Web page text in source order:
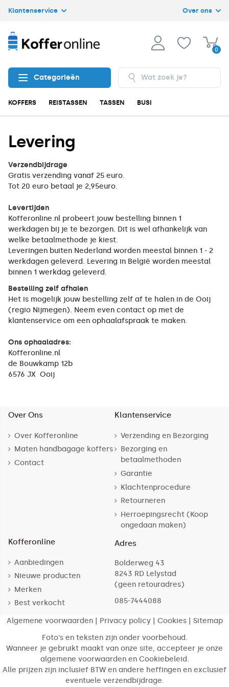
Klantenservice Over ons
0
Categorieën
KOFFERS REISTASSEN TASSEN BUSINESS
Levering
Verzendbijdrage
Gratis verzending vanaf 25 euro.
Tot 20 euro betaal je 2,95euro.
Levertijden
Kofferonline.nl probeert jouw bestelling binnen 1
werkdagen bij je te bezorgen. Dit is wel afhankelijk van
welke betaalmethode je kiest.
Leveringen buiten Nederland worden meestal binnen 1 - 2
werkdagen geleverd. Levering in België worden meestal
binnen 1 werkdag geleverd.
Bestelling zelf afhalen
Het is mogelijk jouw bestelling zelf af te halen in de Ooij
(regio Nijmegen). Neem even contact op met de
klantenservice om een ophaalafspraak te maken.
Ons ophaaladres:
Kofferonline.nl
de Bouwkamp 12b
6576 JX Ooij
Over Ons
Over Kofferonline
Maten handbagage koffers
Contact
Klantenservice
Verzending en Bezorging
Bezorging en
betaalmethoden
Garantie
Klachtenprocedure
Retourneren
Herroepingsrecht (Koop
ongedaan maken)
Kofferonline
Aanbiedingen
Nieuwe producten
Merken
Best verkocht
Adres
Bolderweg 43
8243 RD Lelystad
(geen retouradres)
085-7444088
Algemene voorwaarden| Privacy policy| Cookies| Sitemap
Foto's en teksten zijn onder voorbehoud.
Wanneer je gebruikt maakt van onze site, accepteer je onze
algemene voorwaarden en Cookiebeleid.
Alle prijzen zijn inclusief BTW en andere heffingen en exclusief
eventuele verzendbijdrage.